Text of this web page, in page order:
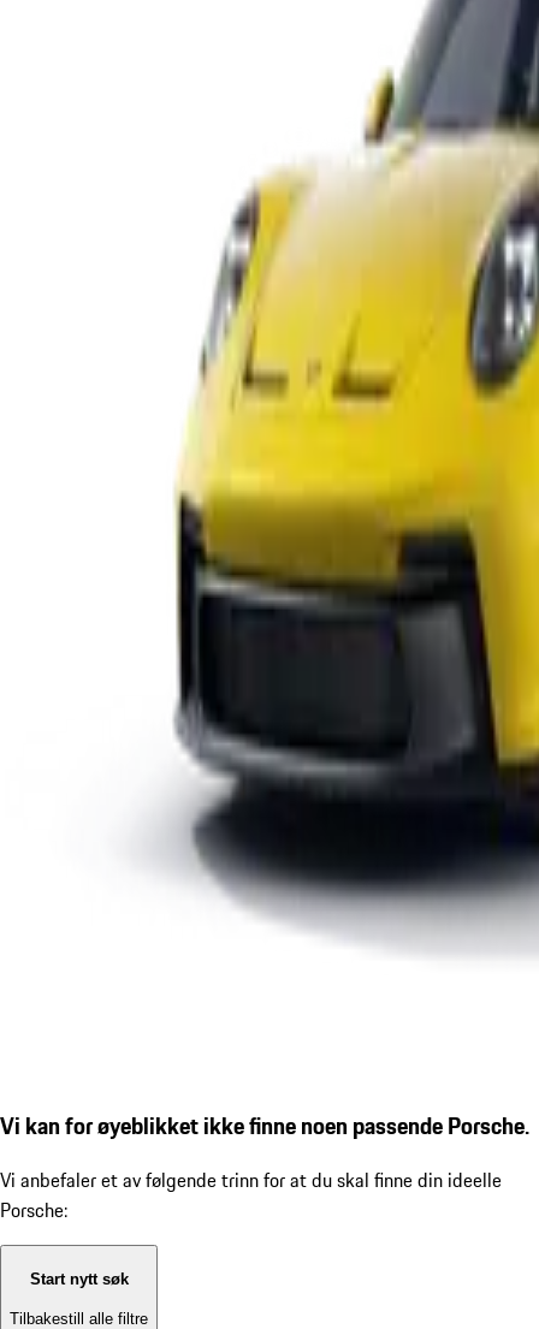
Vi kan for øyeblikket ikke finne noen passende Porsche.
Vi anbefaler et av følgende trinn for at du skal finne din ideelle
Porsche:
Start nytt søk
Tilbakestill alle filtre